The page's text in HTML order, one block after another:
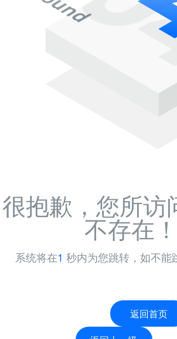
很抱歉，您所访
不存在！
系统将在1 秒内为您跳转，如不能
返回首页